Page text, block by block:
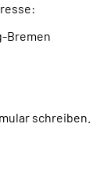
Bremen
schreiben.